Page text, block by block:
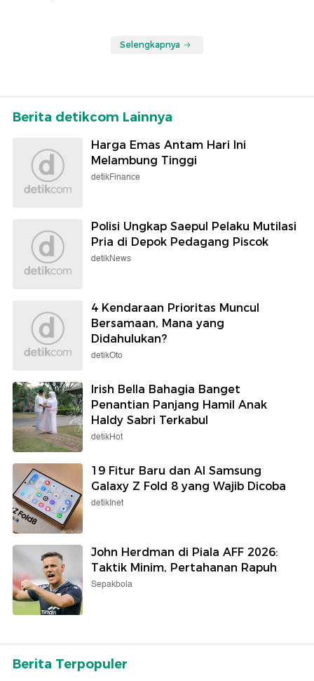
Selengkapnya
Berita detikcom Lainnya
Harga Emas Antam Hari Ini
Melambung Tinggi
detikFinance
Polisi Ungkap Saepul Pelaku Mutilasi
Pria di Depok Pedagang Piscok
detikNews
4 Kendaraan Prioritas Muncul
Bersamaan, Mana yang
Didahulukan?
detikOto
Irish Bella Bahagia Banget
Penantian Panjang Hamil Anak
Haldy Sabri Terkabul
detikHot
19 Fitur Baru dan AI Samsung
Galaxy Z Fold 8 yang Wajib Dicoba
detikInet
John Herdman di Piala AFF 2026:
Taktik Minim, Pertahanan Rapuh
Sepakbola
Berita Terpopuler